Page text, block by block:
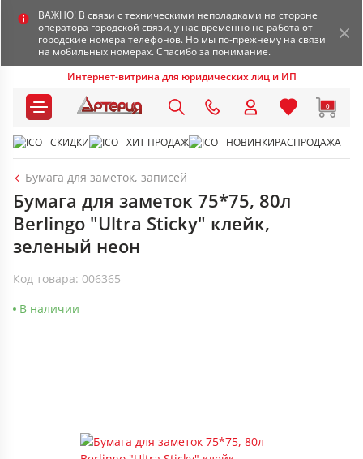
ВАЖНО! В связи с техническими неполадками на стороне
оператора городской связи, у нас временно не работают
городские номера телефонов. Но мы по-прежнему на связи
на мобильных номерах. Спасибо за понимание.
Интернет-витрина для юридических лиц и ИП
0
СКИДКИ ХИТ ПРОДАЖ НОВИНКИРАСПРОДАЖА
Бумага для заметок, записей
Бумага для заметок 75*75, 80л
Berlingo "Ultra Sticky" клейк,
зеленый неон
Код товара: 006365
В наличии